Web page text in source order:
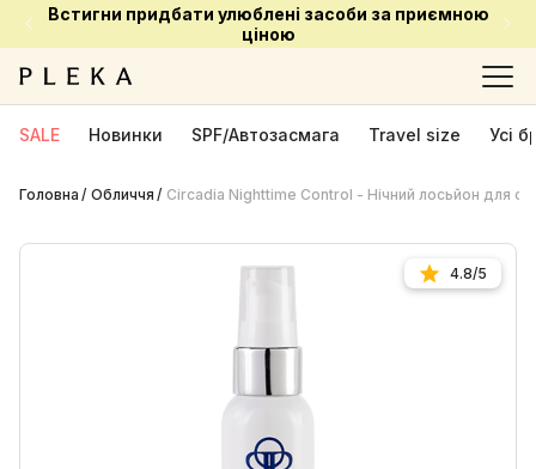
Встигни придбати улюблені засоби за приємною
ціною
SALE Новинки SPF/Автозасмага Travel size Усі
Головна Обличчя Circadia Nighttime Control - Нічний лосьйон для
4.8/5